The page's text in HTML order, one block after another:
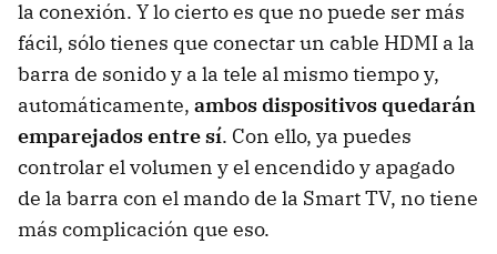
la conexión. Y lo cierto es que no puede ser más
fácil, sólo tienes que conectar un cable HDMI a la
barra de sonido y a la tele al mismo tiempo y,
automáticamente, ambos dispositivos quedarán
emparejados entre sí. Con ello, ya puedes
controlar el volumen y el encendido y apagado
de la barra con el mando de la Smart TV, no tiene
más complicación que eso.